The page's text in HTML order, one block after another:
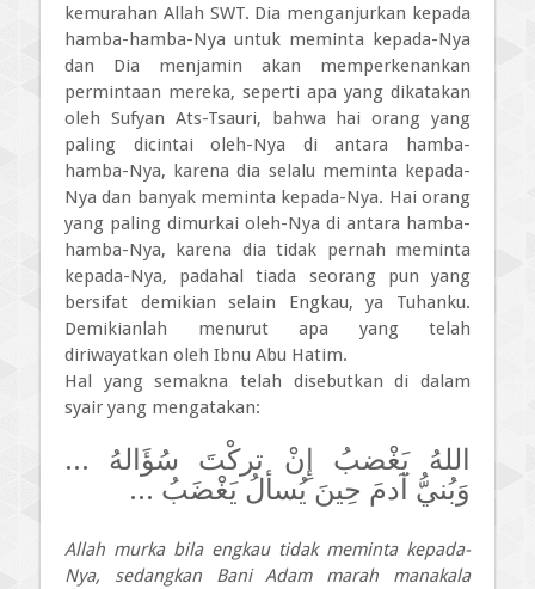
kemurahan Allah SWT. Dia menganjurkan kepada
hamba-hamba-Nya untuk meminta kepada-Nya
dan Dia menjamin akan memperkenankan
permintaan mereka, seperti apa yang dikatakan
oleh Sufyan Ats-Tsauri, bahwa hai orang yang
paling dicintai oleh-Nya di antara hamba-
hamba-Nya, karena dia selalu meminta kepada-
Nya dan banyak meminta kepada-Nya. Hai orang
yang paling dimurkai oleh-Nya di antara hamba-
hamba-Nya, karena dia tidak pernah meminta
kepada-Nya, padahal tiada seorang pun yang
bersifat demikian selain Engkau, ya Tuhanku.
Demikianlah menurut apa yang telah
diriwayatkan oleh Ibnu Abu Hatim.
Hal yang semakna telah disebutkan di dalam
syair yang mengatakan:
اللهُ يَغْضبُ إِنْ تركْتَ سُؤَالهُ ...
وَبُنيُّ آدمَ حِينَ يُسألُ يَغْضَبُ ...
Allah murka bila engkau tidak meminta kepada-
Nya, sedangkan Bani Adam marah manakala